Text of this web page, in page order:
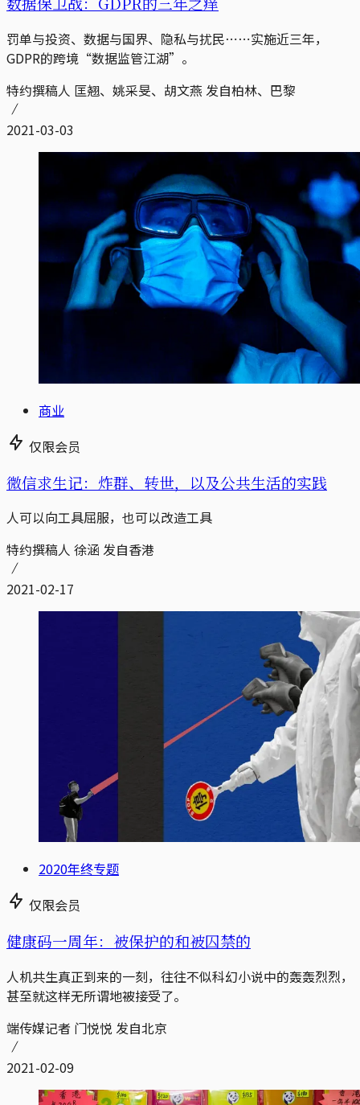
罚单与投资、数据与国界、隐私与扰民⋯⋯实施近三年，
GDPR的跨境“数据监管江湖”。
特约撰稿人 匡翘、姚采旻、胡文燕 发自柏林、巴黎
2021-03-03
商业
仅限会员
微信求生记：炸群、转世，以及公共生活的实践
人可以向工具屈服，也可以改造工具
特约撰稿人 徐涵 发自香港
2021-02-17
2020年终专题
仅限会员
健康码一周年：被保护的和被囚禁的
人机共生真正到来的一刻，往往不似科幻小说中的轰轰烈烈，
甚至就这样无所谓地被接受了。
端传媒记者 门悦悦 发自北京
2021-02-09